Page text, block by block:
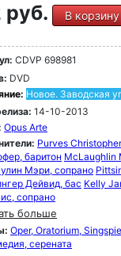
руб. В корзину
CDVP 698981
DVD
Новое. Заводская
14-10-2013
Opus Arte
Purves
баритон McLaughlin
Мэри, сопрано
Дейвид, бас Kelly
сопрано
больше
Oper, Oratorium,
серената